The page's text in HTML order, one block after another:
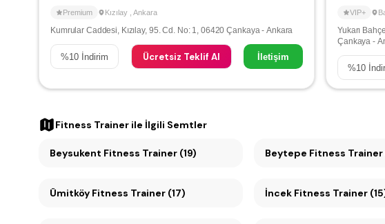
Premium Kızılay Ankara
Kumrular Caddesi, Kızılay, 95. Cd. No: 1, 06420 Çankaya - Ankara
%10 İndirim Ücretsiz Teklif Al İletişim
VIP+
Yukarı
Çankaya -
%10
Fitness Trainer ile İlgili Semtler
Beysukent Fitness Trainer (19) Beytepe Fitness Trainer
Ümitköy Fitness Trainer (17) İncek Fitness Trainer